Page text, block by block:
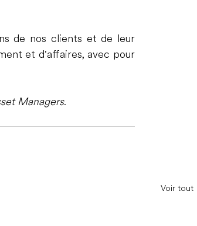
de nos clients et de leur
et d'affaires, avec pour
Managers.
Voir tout